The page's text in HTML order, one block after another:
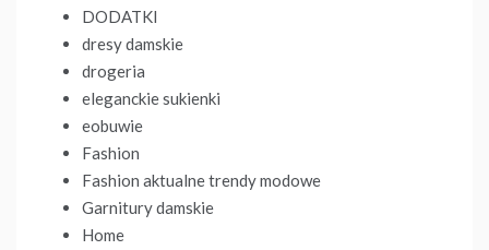
DODATKI
dresy damskie
drogeria
eleganckie sukienki
eobuwie
Fashion
Fashion aktualne trendy modowe
Garnitury damskie
Home